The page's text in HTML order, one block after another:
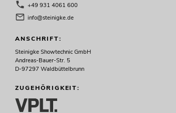
+49 931 4061 600
info@steinigke.de
ANSCHRIFT:
Steinigke Showtechnic GmbH
Andreas-Bauer-Str. 5
D-97297 Waldbüttelbrunn
ZUGEHÖRIGKEIT: